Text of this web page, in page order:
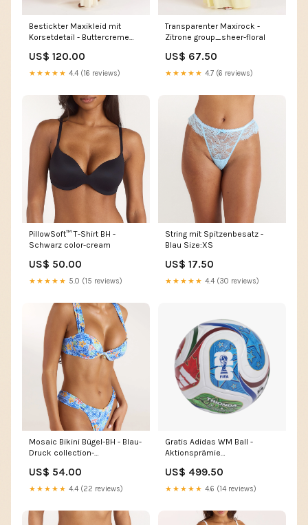
Bestickter Maxikleid mit
Korsetdetail - Buttercreme
US$ 120.00
★★★★★ 4.4 (16 reviews)
Transparenter Maxirock -
Zitrone group_sheer-floral
US$ 67.50
★★★★★ 4.7 (6 reviews)
PillowSoft™ T-Shirt BH -
Schwarz color-cream
US$ 50.00
★★★★★ 5.0 (15 reviews)
String mit Spitzenbesatz -
Blau Size:XS
US$ 17.50
★★★★★ 4.4 (30 reviews)
Mosaic Bikini Bügel-BH - Blau-
Druck collection-
US$ 54.00
★★★★★ 4.4 (22 reviews)
Gratis Adidas WM Ball -
Aktionsprämie
US$ 499.50
★★★★★ 4.6 (14 reviews)